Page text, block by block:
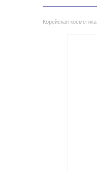
Корейская косметика